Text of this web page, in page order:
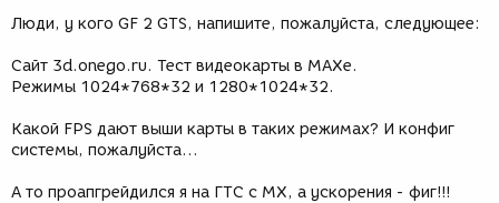
Люди, у кого GF 2 GTS, напишите, пожалуйста, следующее:
Сайт 3d.onego.ru. Тест видеокарты в МАХе.
Режимы 1024*768*32 и 1280*1024*32.
Какой FPS дают выши карты в таких режимах? И конфиг
системы, пожалуйста...
А то проапгрейдился я на ГТС с МХ, а ускорения - фиг!!!